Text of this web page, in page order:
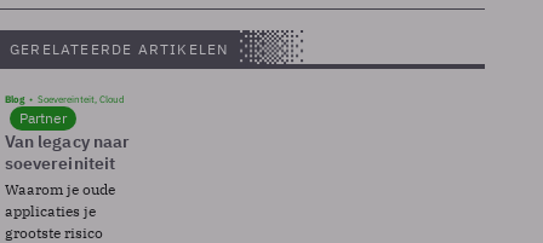
GERELATEERDE ARTIKELEN
Blog Soevereinteit, Cloud
Partner
Van legacy naar
soevereiniteit
Waarom je oude
applicaties je
grootste risico